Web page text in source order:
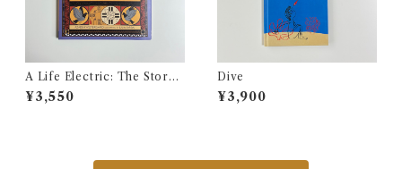
A Life Electric: The Story
of Nikola Tesla
¥3,550
Dive
¥3,900